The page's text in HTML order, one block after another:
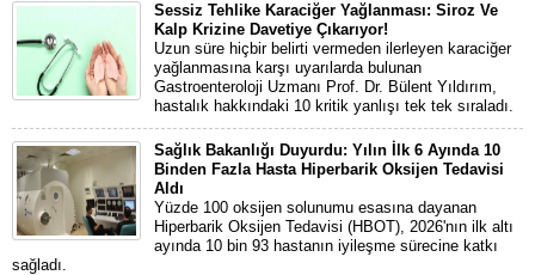
Sessiz Tehlike Karaciğer Yağlanması: Siroz Ve
Kalp Krizine Davetiye Çıkarıyor!
Uzun süre hiçbir belirti vermeden ilerleyen karaciğer
yağlanmasına karşı uyarılarda bulunan
Gastroenteroloji Uzmanı Prof. Dr. Bülent Yıldırım,
hastalık hakkındaki 10 kritik yanlışı tek tek sıraladı.
Sağlık Bakanlığı Duyurdu: Yılın İlk 6 Ayında 10
Binden Fazla Hasta Hiperbarik Oksijen Tedavisi
Aldı
Yüzde 100 oksijen solunumu esasına dayanan
Hiperbarik Oksijen Tedavisi (HBOT), 2026'nın ilk altı
ayında 10 bin 93 hastanın iyileşme sürecine katkı
sağladı.